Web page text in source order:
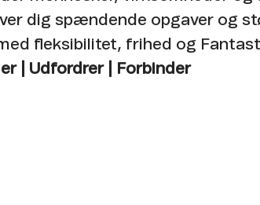
dig spændende opgaver og
fleksibilitet, frihed og
| Udfordrer | Forbinder